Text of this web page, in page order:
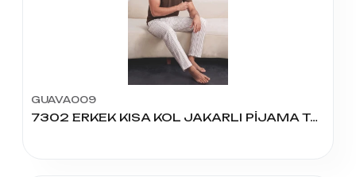
GUAVA009
7302 ERKEK KISA KOL JAKARLI PİJAMA TAKIMI